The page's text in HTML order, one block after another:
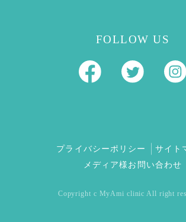
FOLLOW US
プライバシーポリシー
サイト
メディア様お問い合わせ
Copyright c MyAmi clinic All right